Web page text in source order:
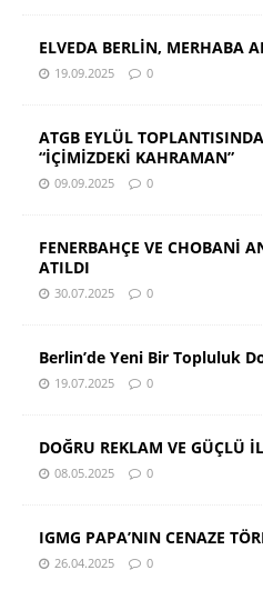
ELVEDA BERLİN, MERHABA
19.09.2025 0
ATGB EYLÜL
“İÇİMİZDEKİ KAHRAMAN”
09.09.2025 0
FENERBAHÇE VE CHOBANİ
ATILDI
30.07.2025 0
Berlin’de Yeni Bir Topluluk
19.07.2025 0
DOĞRU REKLAM VE GÜÇLÜ
08.05.2025 0
IGMG PAPA’NIN CENAZE
26.04.2025 0